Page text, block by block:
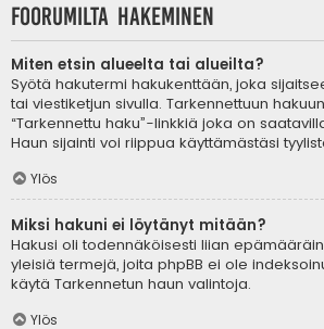
Foorumilta hakeminen
Miten etsin alueelta tai alueilta?
Syötä hakutermi hakukenttään, joka
tai viestiketjun sivulla. Tarkennettuun
“Tarkennettu haku”-linkkiä joka on
Haun sijainti voi riippua käyttämästäsi
Ylös
Miksi hakuni ei löytänyt mitään?
Hakusi oli todennäköisesti liian
yleisiä termejä, joita phpBB ei ole
käytä Tarkennetun haun valintoja.
Ylös